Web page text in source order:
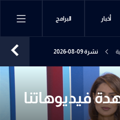
أخبار البرامج
نشرة 09-08-2026
فيديوهاتنا